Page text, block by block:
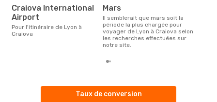
Craiova International
Airport
Pour l'itinéraire de Lyon à
Craiova
mars
Il semblerait que mars soit la
période la plus chargée pour
voyager de Lyon à Craiova selon
les recherches effectuées sur
notre site.
Taux de conversion